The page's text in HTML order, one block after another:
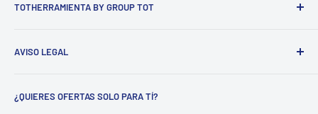
TOTHERRAMIENTA BY GROUP TOT
Sant Esteve Sesrovires
sector como para particulares.
AVISO LEGAL
Política de envío
¿QUIERES OFERTAS SOLO PARA TÍ?